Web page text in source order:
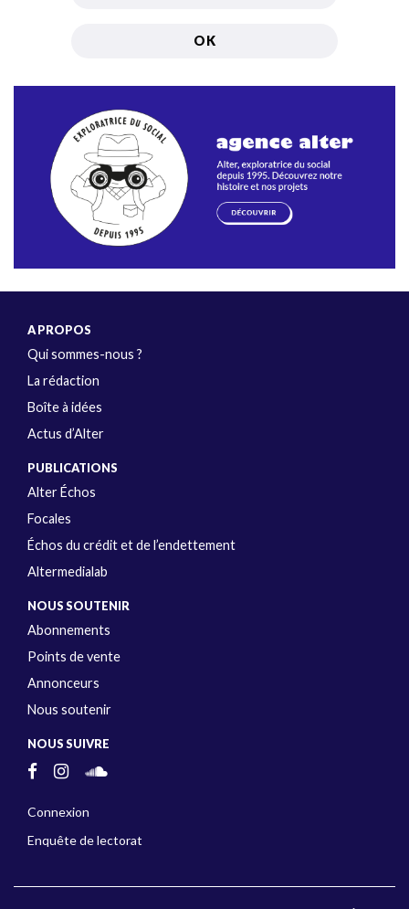
A PROPOS
Qui sommes-nous ?
La rédaction
Boîte à idées
Actus d’Alter
PUBLICATIONS
Alter Échos
Focales
Échos du crédit et de l’endettement
Altermedialab
NOUS SOUTENIR
Abonnements
Points de vente
Annonceurs
Nous soutenir
NOUS SUIVRE
Connexion
Enquête de lectorat